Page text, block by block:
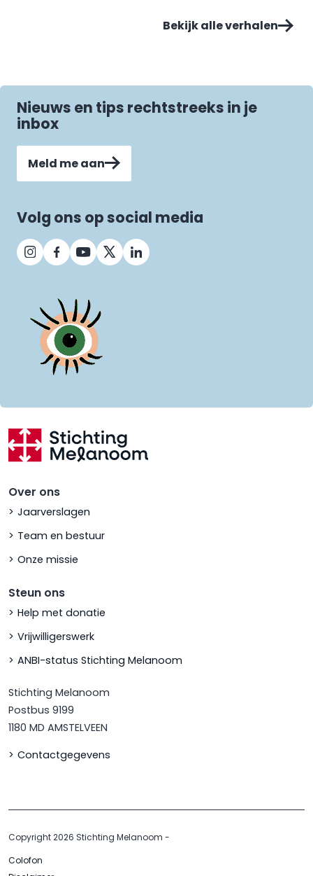
Bekijk alle verhalen
Nieuws en tips rechtstreeks in je
inbox
Meld me aan
Volg ons op social media
Over ons
Jaarverslagen
Team en bestuur
Onze missie
Steun ons
Help met donatie
Vrijwilligerswerk
ANBI-status Stichting Melanoom
Stichting Melanoom
Postbus 9199
1180 MD AMSTELVEEN
Contactgegevens
Copyright 2026 Stichting Melanoom -
Colofon